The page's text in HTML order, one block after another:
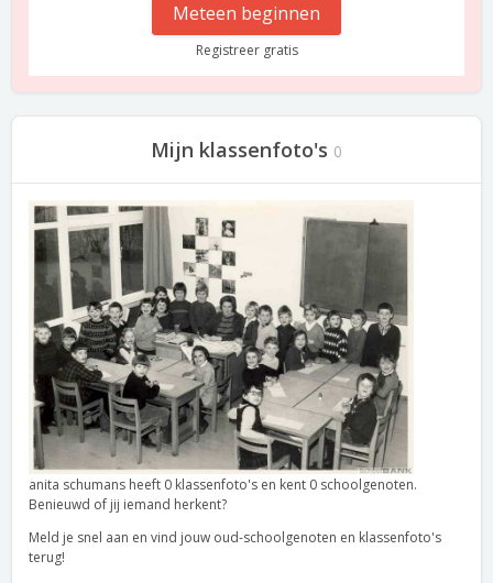
Meteen beginnen
Registreer gratis
Mijn klassenfoto's 0
anita schumans heeft 0 klassenfoto's en kent 0 schoolgenoten.
Benieuwd of jij iemand herkent?
Meld je snel aan en vind jouw oud-schoolgenoten en klassenfoto's
terug!